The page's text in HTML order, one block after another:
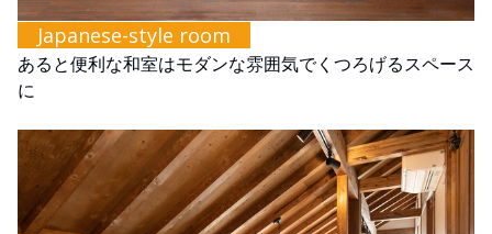
Japanese-style room
あると便利な和室はモダンな雰囲気でくつろげるスペース
に